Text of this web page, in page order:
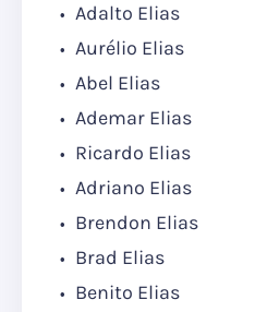
Adalto Elias
Aurélio Elias
Abel Elias
Ademar Elias
Ricardo Elias
Adriano Elias
Brendon Elias
Brad Elias
Benito Elias